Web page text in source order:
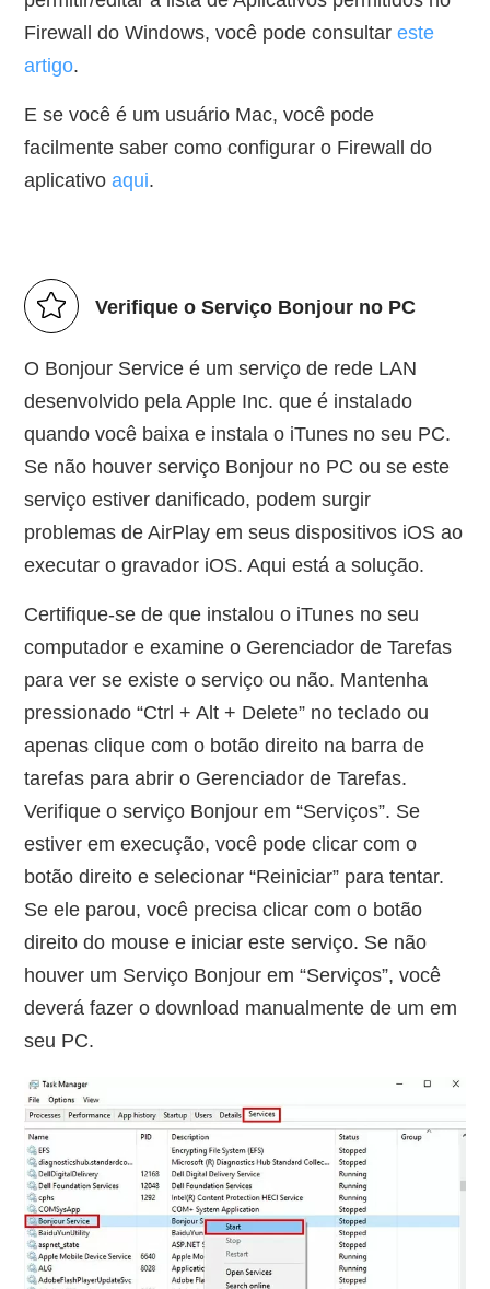
Firewall do Windows, você pode consultareste
artigo.
E se você é um usuário Mac, você pode
facilmente saber como configurar o Firewall do
aplicativoaqui.
Verifique o Serviço Bonjour no PC
O Bonjour Service é um serviço de rede LAN
desenvolvido pela Apple Inc. que é instalado
quando você baixa e instala o iTunes no seu PC.
Se não houver serviço Bonjour no PC ou se este
serviço estiver danificado, podem surgir
problemas de AirPlay em seus dispositivos iOS ao
executar o gravador iOS. Aqui está a solução.
Certifique-se de que instalou o iTunes no seu
computador e examine o Gerenciador de Tarefas
para ver se existe o serviço ou não. Mantenha
pressionado “Ctrl + Alt + Delete” no teclado ou
apenas clique com o botão direito na barra de
tarefas para abrir o Gerenciador de Tarefas.
Verifique o serviço Bonjour em “Serviços”. Se
estiver em execução, você pode clicar com o
botão direito e selecionar “Reiniciar” para tentar.
Se ele parou, você precisa clicar com o botão
direito do mouse e iniciar este serviço. Se não
houver um Serviço Bonjour em “Serviços”, você
deverá fazer o download manualmente de um em
seu PC.